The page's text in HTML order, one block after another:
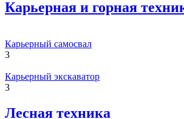
Карьерная и горная
Карьерный самосвал
3
Карьерный экскаватор
3
Лесная техника